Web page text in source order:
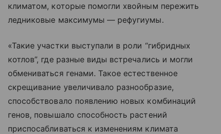
климатом, которые помогли хвойным пережить
ледниковые максимумы — рефугиумы.
«Такие участки выступали в роли “гибридных
котлов”, где разные виды встречались и могли
обмениваться генами. Такое естественное
скрещивание увеличивало разнообразие,
способствовало появлению новых комбинаций
генов, повышало способность растений
приспосабливаться к изменениям климата